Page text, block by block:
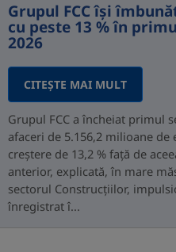
Grupul FCC își
cu peste 13 % în
2026
CITEŞTE MAI MULT
Grupul FCC a încheiat primul
afaceri de 5.156,2 milioane de
creștere de 13,2 % față de
anterior, explicată, în mare
sectorul Construcțiilor,
înregistrat î...